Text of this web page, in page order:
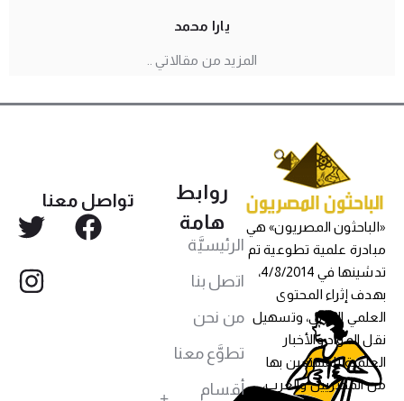
يارا محمد
المزيد من مقالاتي ..
«الباحثون المصريون» هي
مبادرة علمية تطوعية تم
تدشينها في 4/8/2014،
بهدف إثراء المحتوى
العلمي العربي، وتسهيل
نقل المواد والأخبار
العلمية للمهتمين بها
من المصريين والعرب،
روابط
هامة
الرئيسيَّة
اتصل بنا
من نحن
تطوَّع معنا
أقسام
تواصل معنا